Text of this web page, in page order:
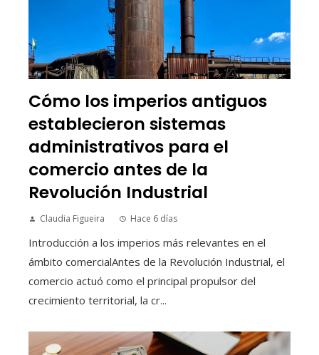
Cómo los imperios antiguos
establecieron sistemas
administrativos para el
comercio antes de la
Revolución Industrial
Claudia Figueira Hace 6 días
Introducción a los imperios más relevantes en el
ámbito comercialAntes de la Revolución Industrial, el
comercio actuó como el principal propulsor del
crecimiento territorial, la cr...